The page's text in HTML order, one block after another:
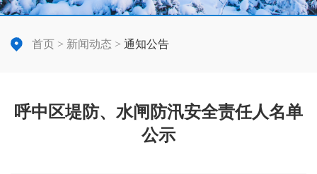
首页 > 新闻动态 > 通知公告
呼中区堤防、水闸防汛安全责任人名单
公示